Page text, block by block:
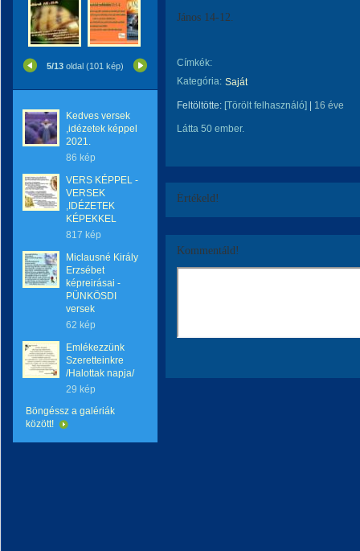
5/13 oldal (101 kép)
Kedves versek
,idézetek képpel
2021.
86 kép
VERS KÉPPEL -
VERSEK
,IDÉZETEK
KÉPEKKEL
817 kép
Miclausné Király
Erzsébet
képreirásai -
PÜNKÖSDI
versek
62 kép
Emlékezzünk
Szeretteinkre
/Halottak napja/
29 kép
Böngéssz a galériák
között!
János 14-12.
Címkék:
Kategória: Saját
Feltöltötte: [Törölt felhasználó] 16 éve
Látta 50 ember.
Értékeld!
Kommentáld!